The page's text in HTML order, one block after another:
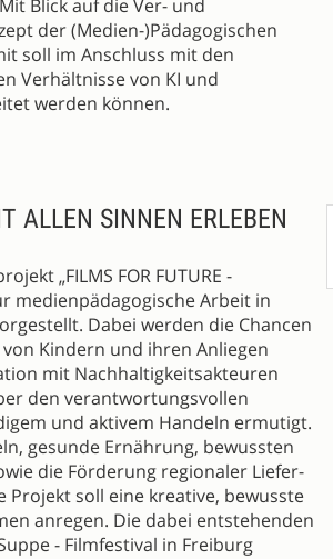
Blick auf die Ver- und
der (Medien-)Pädagogischen
soll im Anschluss mit den
Verhältnisse von KI und
werden können.
ALLEN SINNEN ERLEBEN
„FILMS FOR FUTURE -
medienpädagogische Arbeit in
Dabei werden die Chancen
Kindern und ihren Anliegen
mit Nachhaltigkeitsakteuren
den verantwortungsvollen
und aktivem Handeln ermutigt.
gesunde Ernährung, bewussten
die Förderung regionaler Liefer-
soll eine kreative, bewusste
anregen. Die dabei entstehenden
- Filmfestival in Freiburg